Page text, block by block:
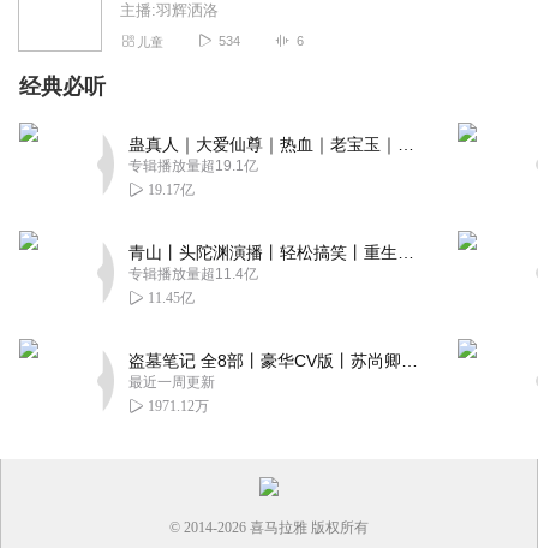
主播:羽辉洒洛
儿童 534 6
经典必听
专辑播放量超19.1亿
19.17亿
专辑播放量超11.4亿
11.45亿
最近一周更新
1971.12万
© 2014-2026 喜马拉雅 版权所有